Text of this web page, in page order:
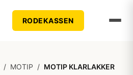
RODEKASSEN
/ MOTIP / MOTIP KLARLAKKER